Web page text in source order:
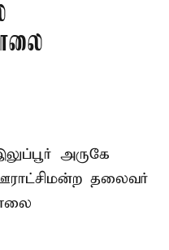
அருகே
தலைவர்